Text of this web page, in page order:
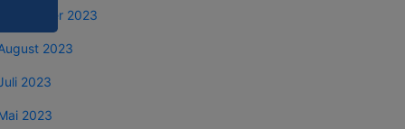
September 2023
2023
2023
2023